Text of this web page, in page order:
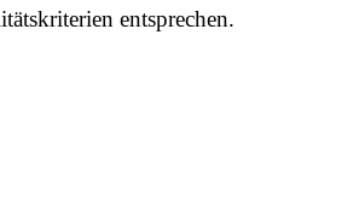
entsprechen.